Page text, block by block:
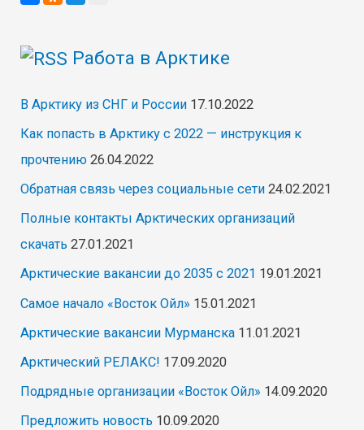
Работа в Арктике
В Арктику из СНГ и России 17.10.2022
Как попасть в Арктику с 2022 — инструкция к
прочтению 26.04.2022
Обратная связь через социальные сети 24.02.2021
Полные контакты Арктических организаций
скачать 27.01.2021
Арктические вакансии до 2035 с 2021 19.01.2021
Самое начало «Восток Ойл» 15.01.2021
Арктические вакансии Мурманска 11.01.2021
Арктический РЕЛАКС! 17.09.2020
Подрядные организации «Восток Ойл» 14.09.2020
Предложить новость 10.09.2020